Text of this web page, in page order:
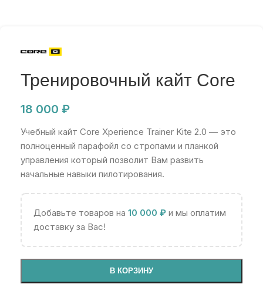
Тренировочный кайт Core
18 000 ₽
Учебный кайт Core Xperience Trainer Kite 2.0 — это
полноценный парафойл со стропами и планкой
управления который позволит Вам развить
начальные навыки пилотирования.
Добавьте товаров на 10 000 ₽ и мы оплатим
доставку за Вас!
В КОРЗИНУ